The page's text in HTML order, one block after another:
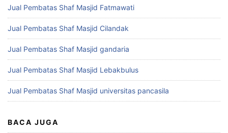
Jual Pembatas Shaf Masjid Fatmawati
Jual Pembatas Shaf Masjid Cilandak
Jual Pembatas Shaf Masjid gandaria
Jual Pembatas Shaf Masjid Lebakbulus
Jual Pembatas Shaf Masjid universitas pancasila
BACA JUGA